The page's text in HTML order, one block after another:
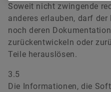
Soweit nicht zwingende
anderes erlauben, darf
noch deren
zurückentwickeln oder
Teile herauslösen.
3.5
Die Informationen, die